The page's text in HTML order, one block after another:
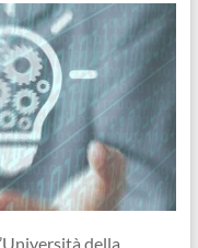
della